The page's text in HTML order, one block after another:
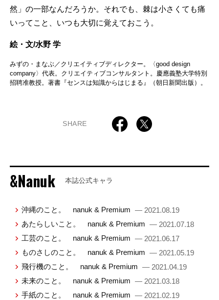
然」の一部なんだろうか。それでも、棘は小さくても痛
いってこと、いつも大切に覚えておこう。
絵・文/水野 学
みずの・まなぶ／クリエイティブディレクター。〈good design
company〉代表。クリエイティブコンサルタント。慶應義塾大学特別
招聘准教授。著書『センスは知識からはじまる』（朝日新聞出版）。
SHARE
&Nanuk 本誌公式キャラ
沖縄のこと。 nanuk & Premium — 2021.08.19
あたらしいこと。 nanuk & Premium — 2021.07.18
工芸のこと。 nanuk & Premium — 2021.06.17
ものさしのこと。 nanuk & Premium — 2021.05.19
飛行機のこと。 nanuk & Premium — 2021.04.19
未来のこと。 nanuk & Premium — 2021.03.18
手紙のこと。 nanuk & Premium — 2021.02.19